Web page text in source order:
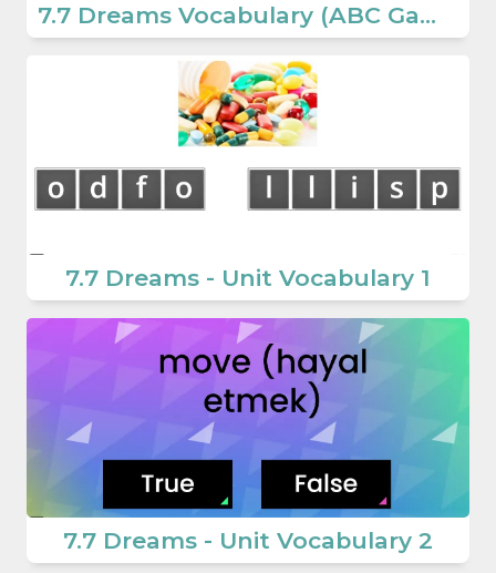
7.7 Dreams Vocabulary (ABC Game) (7.Sınıf İngilizce Dreams)
7.7 Dreams - Unit Vocabulary 1
7.7 Dreams - Unit Vocabulary 2